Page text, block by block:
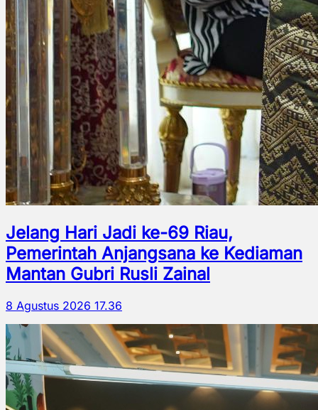
Jelang Hari Jadi ke-69 Riau,
Pemerintah Anjangsana ke Kediaman
Mantan Gubri Rusli Zainal
8 Agustus 2026 17.36